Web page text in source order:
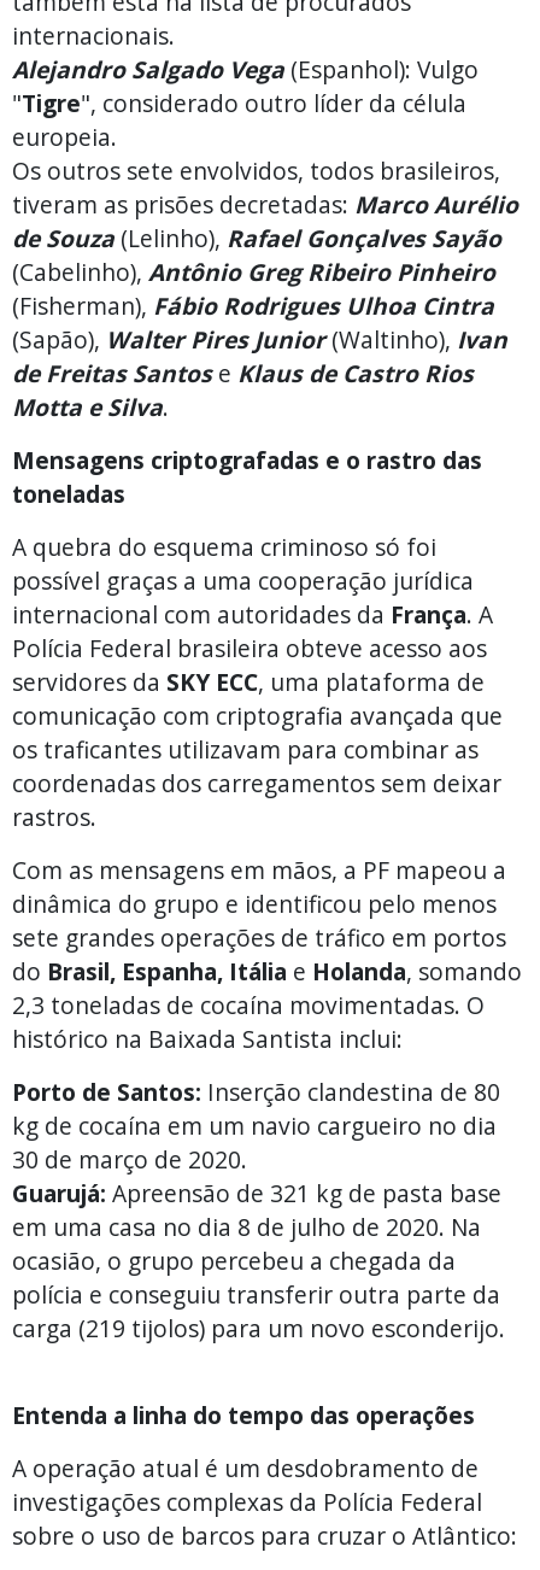
internacionais.
Alejandro Salgado Vega (Espanhol): Vulgo
"Tigre", considerado outro líder da célula
europeia.
Os outros sete envolvidos, todos brasileiros,
tiveram as prisões decretadas: Marco Aurélio
de Souza (Lelinho), Rafael Gonçalves Sayão
(Cabelinho), Antônio Greg Ribeiro Pinheiro
(Fisherman), Fábio Rodrigues Ulhoa Cintra
(Sapão), Walter Pires Junior(Waltinho), Ivan
de Freitas Santose Klaus de Castro Rios
Motta e Silva.
Mensagens criptografadas e o rastro das
toneladas
A quebra do esquema criminoso só foi
possível graças a uma cooperação jurídica
internacional com autoridades da França. A
Polícia Federal brasileira obteve acesso aos
servidores da SKY ECC, uma plataforma de
comunicação com criptografia avançada que
os traficantes utilizavam para combinar as
coordenadas dos carregamentos sem deixar
rastros.
Com as mensagens em mãos, a PF mapeou a
dinâmica do grupo e identificou pelo menos
sete grandes operações de tráfico em portos
do Brasil, Espanha, Itália e Holanda, somando
2,3 toneladas de cocaína movimentadas. O
histórico na Baixada Santista inclui:
Porto de Santos: Inserção clandestina de 80
kg de cocaína em um navio cargueiro no dia
30 de março de 2020.
Guarujá: Apreensão de 321 kg de pasta base
em uma casa no dia 8 de julho de 2020. Na
ocasião, o grupo percebeu a chegada da
polícia e conseguiu transferir outra parte da
carga (219 tijolos) para um novo esconderijo.
Entenda a linha do tempo das operações
A operação atual é um desdobramento de
investigações complexas da Polícia Federal
sobre o uso de barcos para cruzar o Atlântico: